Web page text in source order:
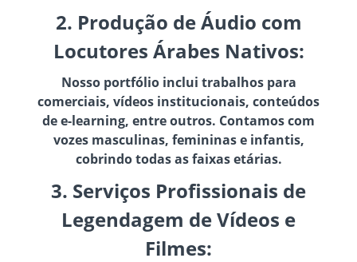
2. Produção de Áudio com
Locutores Árabes Nativos:
Nosso portfólio inclui trabalhos para
comerciais, vídeos institucionais, conteúdos
de e-learning, entre outros. Contamos com
vozes masculinas, femininas e infantis,
cobrindo todas as faixas etárias.
3. Serviços Profissionais de
Legendagem de Vídeos e
Filmes: